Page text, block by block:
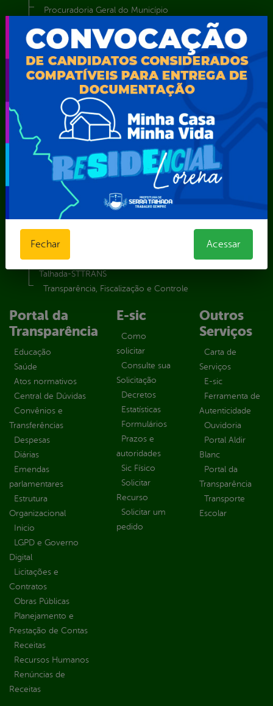
Procuradoria Geral do Município
Secretaria de Comunicação Social e Audiovisual
Secretaria de Desenvolvimento Econômico e Turismo
Secretaria de Iluminação Pública e Energia Elétrica
Secretaria Municipal da Mulher – SEMU
Secretaria Municipal de Administração – SAD
Secretaria Municipal de Agricultura e Recursos Hídricos –
SEMARH / Secretaria de Agricultura Familiar – SEMAF
Secretaria Municipal de Educação – SEST
Secretaria Municipal de Esporte e Lazer – SEMEL
Secretaria Municipal de Finanças – SECFIN
Secretaria Municipal de Governo – SEGOV
Secretaria Municipal de Meio Ambiente – SEMA
Secretaria Municipal de Planejamento e Gestão – SEPLAG
Secretaria Municipal de Relações Institucionais – SEMRI
Secretaria Municipal de Saúde – SMS
Secretaria Municipal de Serviços Públicos – SEMUSP
Superintendência de Trânsito e Transportes de Serra
Talhada-STTRANS
Transparência, Fiscalização e Controle
Portal da
Transparência
Educação
Saúde
Atos normativos
Central de Dúvidas
Convênios e
Transferências
Despesas
Diárias
Emendas
parlamentares
Estrutura
Organizacional
Inicio
LGPD e Governo
Digital
Licitações e
Contratos
Obras Públicas
Planejamento e
Prestação de Contas
Receitas
Recursos Humanos
Renúncias de
Receitas
E-sic
Como
solicitar
Consulte sua
Solicitação
Decretos
Estatísticas
Formulários
Prazos e
autoridades
Sic Físico
Solicitar
Recurso
Solicitar um
pedido
Outros
Serviços
Carta de
Serviços
E-sic
Ferramenta de
Autenticidade
Ouvidoria
Portal Aldir
Blanc
Portal da
Transparência
Transporte
Escolar
Fechar Acessar